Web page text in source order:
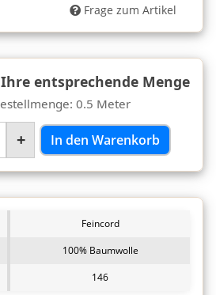
Frage zum Artikel
entsprechende Menge
0.5 Meter
+ In den Warenkorb
Feincord
100% Baumwolle
146